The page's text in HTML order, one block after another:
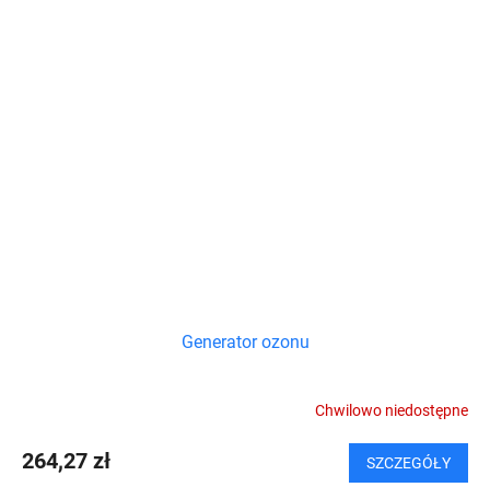
Generator ozonu
Chwilowo niedostępne
264,27 zł SZCZEGÓŁY